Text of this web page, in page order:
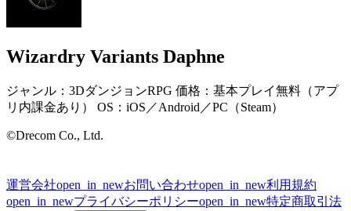
Wizardry Variants Daphne
ジャンル：3DダンジョンRPG 価格：基本プレイ無料（アプ
リ内課金あり） OS：iOS／Android／PC（Steam）
©Drecom Co., Ltd.
運営会社open_in_newお問い合わせopen_in_new利用規約
open_in_newプライバシーポリシーopen_in_new特定商取引法